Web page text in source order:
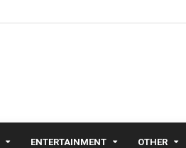
ENTERTAINMENT OTHER